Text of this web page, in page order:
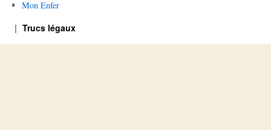
Mon Enfer
Trucs légaux